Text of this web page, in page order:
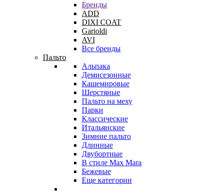
Бренды
ADD
DIXI COAT
Garioldi
AVI
Все бренды
Пальто
Альпака
Демисезонные
Кашемировые
Шерстяные
Пальто на меху
Парки
Классические
Итальянские
Зимние пальто
Длинные
Двубортные
В стиле Max Mara
Бежевые
Еще категории